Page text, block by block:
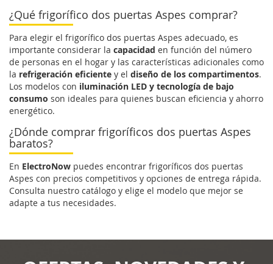
¿Qué frigorífico dos puertas Aspes comprar?
Para elegir el frigorífico dos puertas Aspes adecuado, es
importante considerar la capacidad en función del número
de personas en el hogar y las características adicionales como
la refrigeración eficiente y el diseño de los compartimentos.
Los modelos con iluminación LED y tecnología de bajo
consumo son ideales para quienes buscan eficiencia y ahorro
energético.
¿Dónde comprar frigoríficos dos puertas Aspes
baratos?
En ElectroNow puedes encontrar frigoríficos dos puertas
Aspes con precios competitivos y opciones de entrega rápida.
Consulta nuestro catálogo y elige el modelo que mejor se
adapte a tus necesidades.